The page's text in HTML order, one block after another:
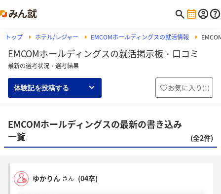
トップ ホテル/レジャー EMCOMホールディングスの就活情報
EMCOMホールディングスの就活掲示板・口コミ
最新の選考状況・選考結果
体験記を投稿する お気に入り (1)
EMCOMホールディングスの最新の書き込み
一覧
(全2件)
ゆかりん さん (04卒)